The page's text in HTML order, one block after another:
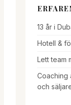
13 år i
Hotell &
Lett team
Coaching
och